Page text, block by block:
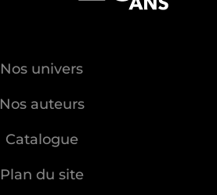
Nos univers
Nos auteurs
Catalogue
Plan du site